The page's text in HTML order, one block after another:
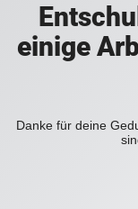
einige
Danke für deine